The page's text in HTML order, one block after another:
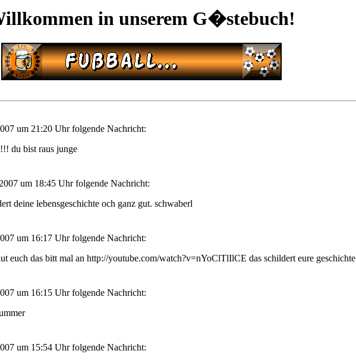
in unserem G�stebuch!
um 21:20 Uhr folgende Nachricht:
du bist raus junge
um 18:45 Uhr folgende Nachricht:
deine lebensgeschichte och ganz gut. schwaberl
um 16:17 Uhr folgende Nachricht:
euch das bitt mal an http://youtube.com/watch?v=nYoClTlIlCE das schildert eure geschichte
um 16:15 Uhr folgende Nachricht:
um 15:54 Uhr folgende Nachricht: